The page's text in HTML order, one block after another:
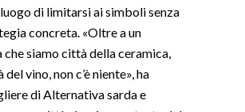
di limitarsi ai simboli senza
concreta. «Oltre a un
siamo città della ceramica,
vino, non c’è niente», ha
di Alternativa sarda e